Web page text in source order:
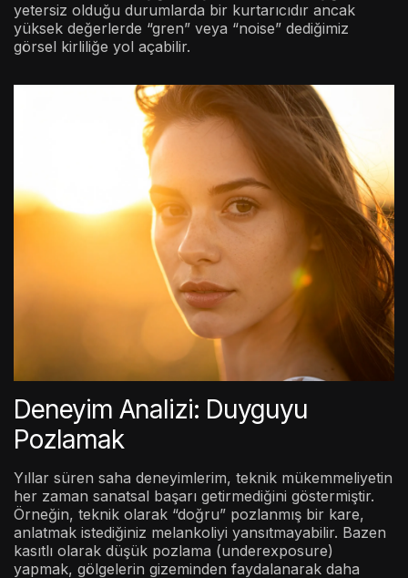
yetersiz olduğu durumlarda bir kurtarıcıdır ancak
yüksek değerlerde “gren” veya “noise” dediğimiz
görsel kirliliğe yol açabilir.
Deneyim Analizi: Duyguyu
Pozlamak
Yıllar süren saha deneyimlerim, teknik mükemmeliyetin
her zaman sanatsal başarı getirmediğini göstermiştir.
Örneğin, teknik olarak “doğru” pozlanmış bir kare,
anlatmak istediğiniz melankoliyi yansıtmayabilir. Bazen
kasıtlı olarak düşük pozlama (underexposure)
yapmak, gölgelerin gizeminden faydalanarak daha